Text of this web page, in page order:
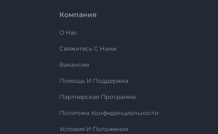
Компания
О Нас
Свяжитесь С Нами
Вакансии
Помощь И Поддержка
Партнерская Программа
Политика Конфиденциальности
Условия И Положения